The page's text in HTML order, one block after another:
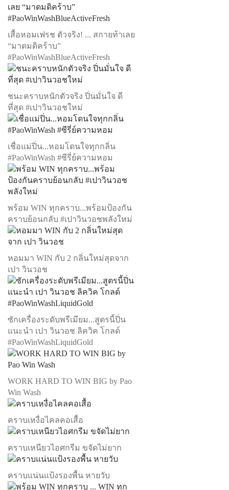
เสื้อหอมเฟรช ตัวจริง! ... สกายท้าเลย
“มาดมดิคร้าบ”
#PaoWinWashBlueActiveFresh
ชนะคราบหนักตัวจริง ปิ่นมั่นใจ ดี
ที่สุด #เปาวินวอชใหม่
เชื่อแม่ปิ่น...หอมโดนใจทุกกลิ่น
#PaoWinWash #ซีรี่ย์ความหอม
พร้อม WIN ทุกคราบ...พร้อมป้องกัน
คราบย้อนกลับ #เปาวินวอชพลังใหม่
หอมมา WIN กับ 2 กลิ่นใหม่สุดจาก
เปา วินวอช
ซักเครื่องระดับพรีเมียม...สูตรนี้ปิ่น
แนะนำ เปา วินวอช ลิควิค โกลด์
#PaoWinWashLiquidGold
WORK HARD TO WIN BIG by Pao
Win Wash
คราบเหงื่อไคลคอเสื้อ
คราบเหนียวไอศกรีม ขจัดไม่ยาก
คราบแน่นแป้งรองพื้น หายวับ